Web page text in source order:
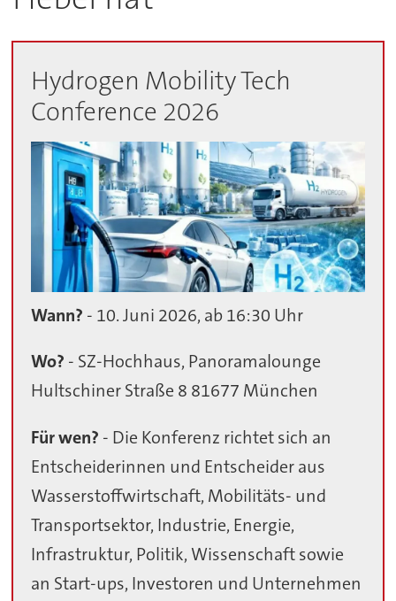
Hydrogen Mobility Tech
Conference 2026
Wann? - 10. Juni 2026, ab 16:30 Uhr
Wo? - SZ-Hochhaus, Panoramalounge
Hultschiner Straße 8 81677 München
Für wen? - Die Konferenz richtet sich an
Entscheiderinnen und Entscheider aus
Wasserstoffwirtschaft, Mobilitäts- und
Transportsektor, Industrie, Energie,
Infrastruktur, Politik, Wissenschaft sowie
an Start-ups, Investoren und Unternehmen